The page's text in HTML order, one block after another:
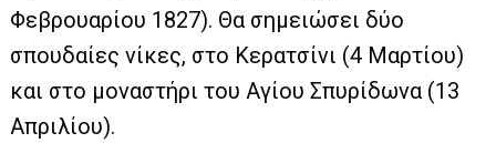
Φεβρουαρίου 1827). Θα σημειώσει δύο
σπουδαίες νίκες, στο Κερατσίνι (4 Μαρτίου)
και στο μοναστήρι του Αγίου Σπυρίδωνα (13
Απριλίου).